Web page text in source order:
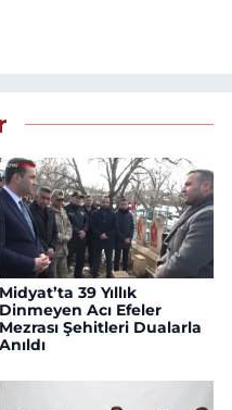
Midyat’ta 39 Yıllık
Dinmeyen Acı Efeler
Mezrası Şehitleri Dualarla
Anıldı